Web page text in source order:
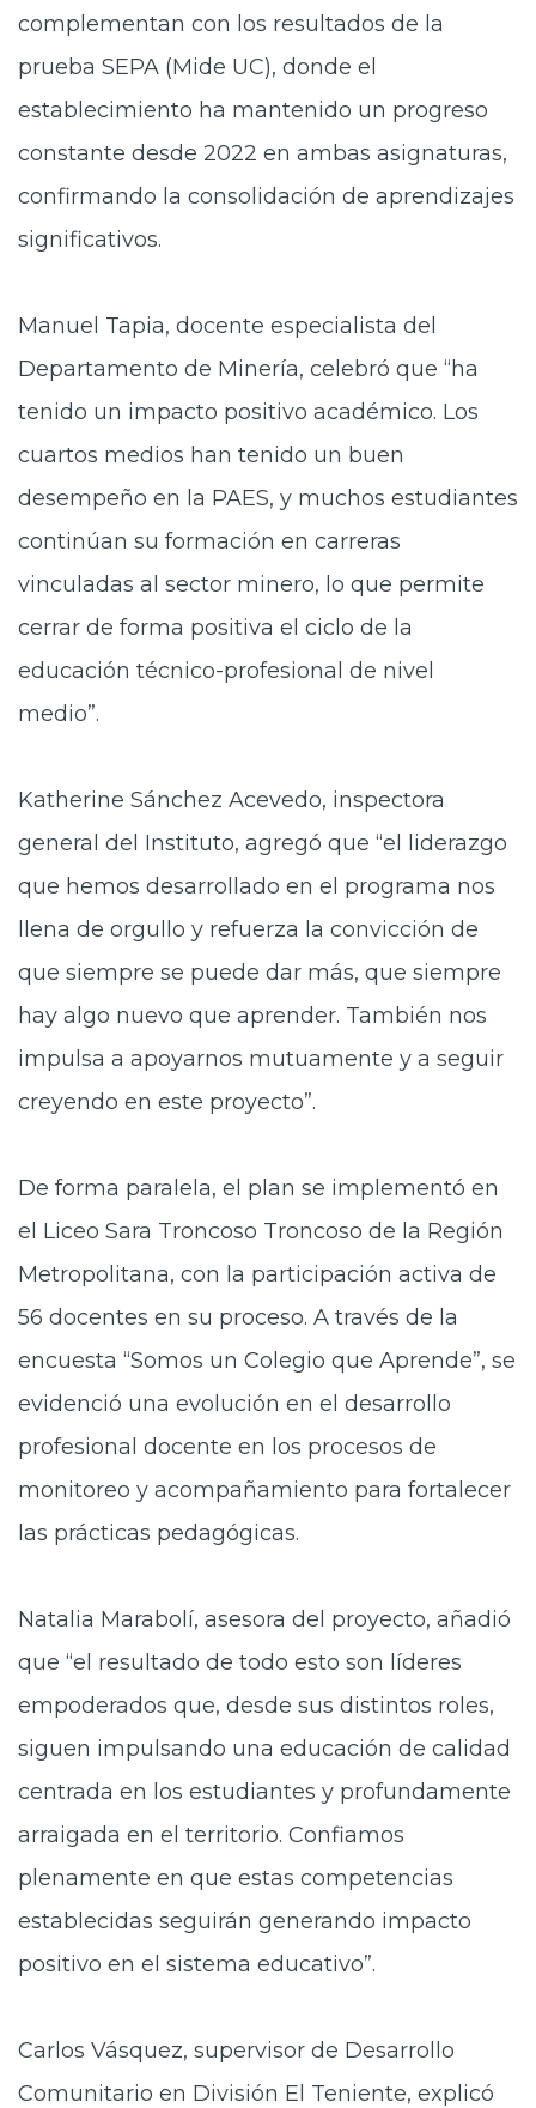
complementan con los resultados de la
prueba SEPA (Mide UC), donde el
establecimiento ha mantenido un progreso
constante desde 2022 en ambas asignaturas,
confirmando la consolidación de aprendizajes
significativos.
Manuel Tapia, docente especialista del
Departamento de Minería, celebró que “ha
tenido un impacto positivo académico. Los
cuartos medios han tenido un buen
desempeño en la PAES, y muchos estudiantes
continúan su formación en carreras
vinculadas al sector minero, lo que permite
cerrar de forma positiva el ciclo de la
educación técnico-profesional de nivel
medio”.
Katherine Sánchez Acevedo, inspectora
general del Instituto, agregó que “el liderazgo
que hemos desarrollado en el programa nos
llena de orgullo y refuerza la convicción de
que siempre se puede dar más, que siempre
hay algo nuevo que aprender. También nos
impulsa a apoyarnos mutuamente y a seguir
creyendo en este proyecto”.
De forma paralela, el plan se implementó en
el Liceo Sara Troncoso Troncoso de la Región
Metropolitana, con la participación activa de
56 docentes en su proceso. A través de la
encuesta “Somos un Colegio que Aprende”, se
evidenció una evolución en el desarrollo
profesional docente en los procesos de
monitoreo y acompañamiento para fortalecer
las prácticas pedagógicas.
Natalia Marabolí, asesora del proyecto, añadió
que “el resultado de todo esto son líderes
empoderados que, desde sus distintos roles,
siguen impulsando una educación de calidad
centrada en los estudiantes y profundamente
arraigada en el territorio. Confiamos
plenamente en que estas competencias
establecidas seguirán generando impacto
positivo en el sistema educativo”.
Carlos Vásquez, supervisor de Desarrollo
Comunitario en División El Teniente, explicó